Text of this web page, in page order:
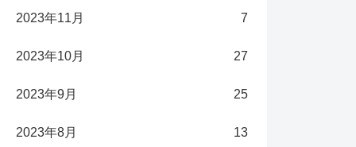
2023年11月 7
2023年10月 27
2023年9月 25
2023年8月 13